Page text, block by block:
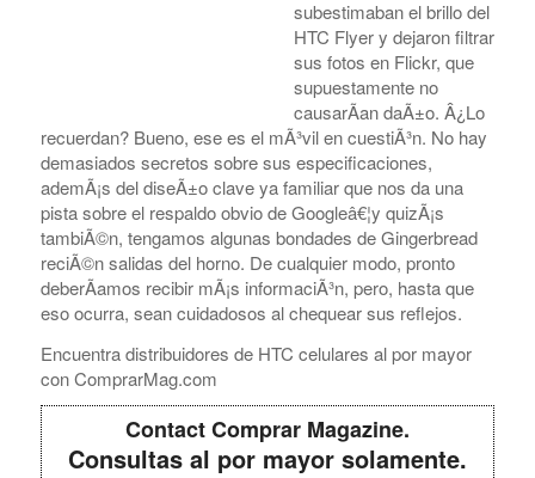
subestimaban el brillo del
HTC Flyer y dejaron filtrar
sus fotos en Flickr, que
supuestamente no
causarÃ­an daÃ±o. Â¿Lo
recuerdan? Bueno, ese es el mÃ³vil en cuestiÃ³n. No hay
demasiados secretos sobre sus especificaciones,
ademÃ¡s del diseÃ±o clave ya familiar que nos da una
pista sobre el respaldo obvio de Googleâ€¦y quizÃ¡s
tambiÃ©n, tengamos algunas bondades de Gingerbread
reciÃ©n salidas del horno. De cualquier modo, pronto
deberÃ­amos recibir mÃ¡s informaciÃ³n, pero, hasta que
eso ocurra, sean cuidadosos al chequear sus reflejos.
Encuentra distribuidores de HTC celulares al por mayor
con ComprarMag.com
Contact Comprar Magazine.
Consultas al por mayor solamente.